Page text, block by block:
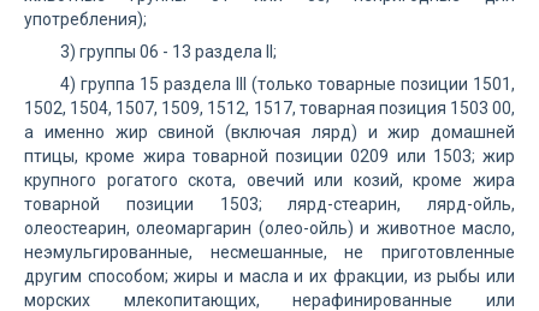
употребления);
3) группы 06 - 13 раздела II;
4) группа 15 раздела III (только товарные позиции 1501,
1502, 1504, 1507, 1509, 1512, 1517, товарная позиция 1503 00,
а именно жир свиной (включая лярд) и жир домашней
птицы, кроме жира товарной позиции 0209 или 1503; жир
крупного рогатого скота, овечий или козий, кроме жира
товарной позиции 1503; лярд-стеарин, лярд-ойль,
олеостеарин, олеомаргарин (олео-ойль) и животное масло,
неэмульгированные, несмешанные, не приготовленные
другим способом; жиры и масла и их фракции, из рыбы или
морских млекопитающих, нерафинированные или